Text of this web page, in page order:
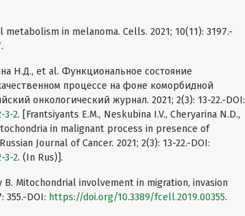
metabolism in melanoma. Cells. 2021; 10(11): 3197.-
.
Н.Д., et al. Функциональное состояние
процессе на фоне коморбидной
онкологический журнал. 2021; 2(3): 13-22.-DOI:
3-2. [Frantsiyants E.M., Neskubina I.V., Cheryarina N.D.,
in malignant process in presence of
Journal of Cancer. 2021; 2(3): 13-22.-DOI:
3-2. (In Rus)].
B. Mitochondrial involvement in migration, invasion
355.-DOI: https://doi.org/10.3389/fcell.2019.00355.